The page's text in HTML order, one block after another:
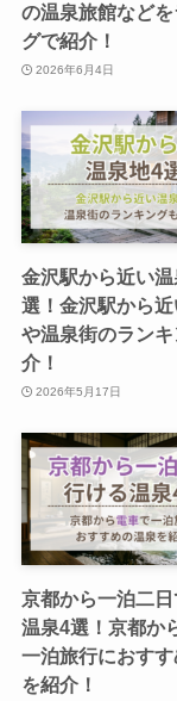
の温泉旅館など
グで紹介！
2026年6月4日
金沢駅から近い
選！金沢駅から
や温泉街のラン
介！
2026年5月17日
京都から一泊二
温泉4選！京都か
一泊旅行におす
を紹介！